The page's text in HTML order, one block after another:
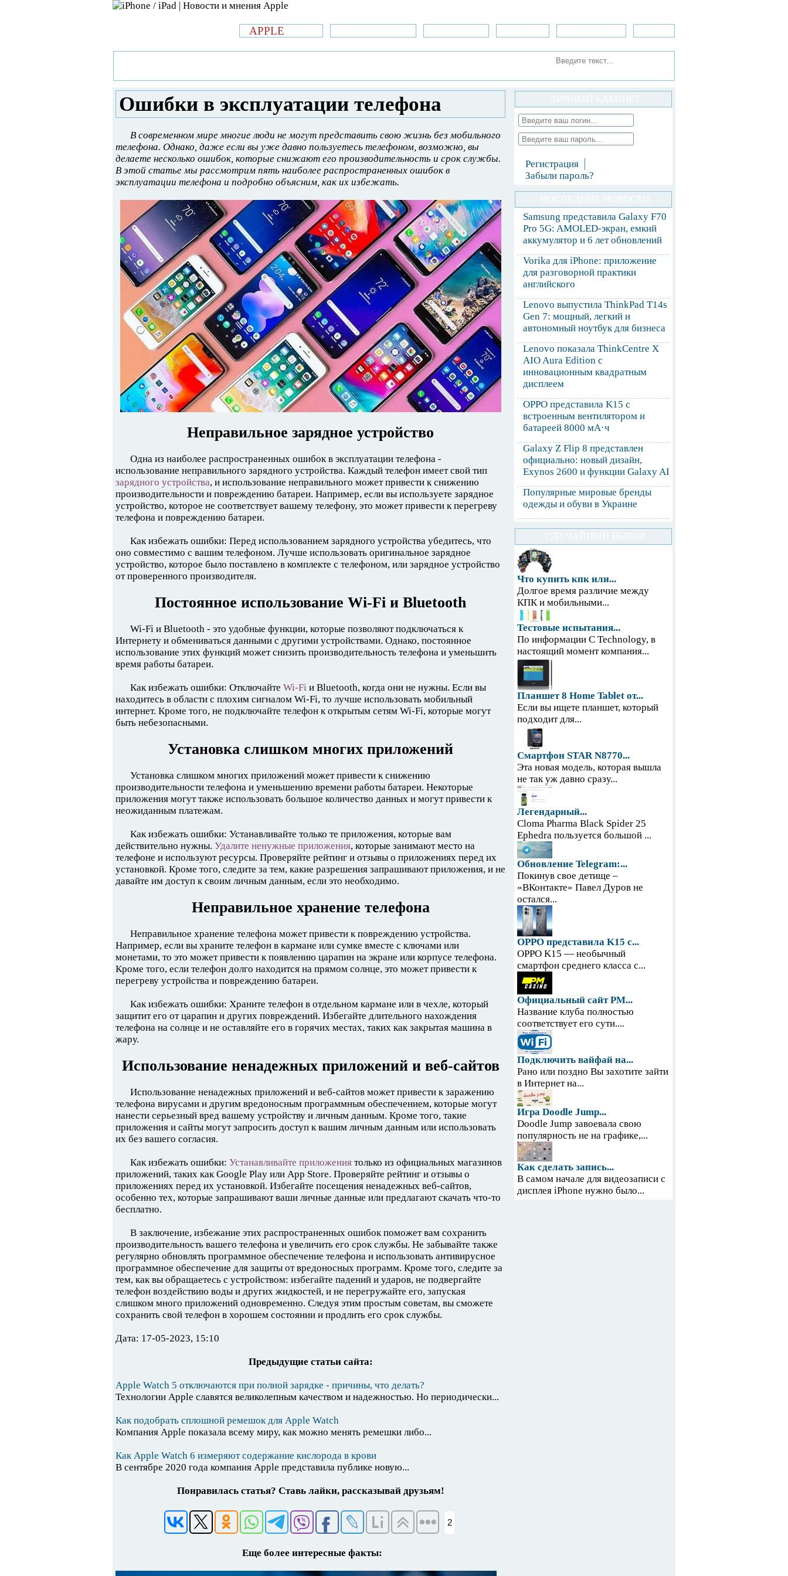
APPLE
Ошибки в эксплуатации телефона
В современном мире многие люди не могут представить свою жизнь без мобильного
телефона. Однако, даже если вы уже давно пользуетесь телефоном, возможно, вы
делаете несколько ошибок, которые снижают его производительность и срок службы.
В этой статье мы рассмотрим пять наиболее распространенных ошибок в
эксплуатации телефона и подробно объясним, как их избежать.
Неправильное зарядное устройство
Одна из наиболее распространенных ошибок в эксплуатации телефона -
использование неправильного зарядного устройства. Каждый телефон имеет свой тип
зарядного устройства, и использование неправильного может привести к снижению
производительности и повреждению батареи. Например, если вы используете зарядное
устройство, которое не соответствует вашему телефону, это может привести к перегреву
телефона и повреждению батареи.
Как избежать ошибки: Перед использованием зарядного устройства убедитесь, что
оно совместимо с вашим телефоном. Лучше использовать оригинальное зарядное
устройство, которое было поставлено в комплекте с телефоном, или зарядное устройство
от проверенного производителя.
Постоянное использование Wi-Fi и Bluetooth
Wi-Fi и Bluetooth - это удобные функции, которые позволяют подключаться к
Интернету и обмениваться данными с другими устройствами. Однако, постоянное
использование этих функций может снизить производительность телефона и уменьшить
время работы батареи.
Как избежать ошибки: Отключайте Wi-Fi и Bluetooth, когда они не нужны. Если вы
находитесь в области с плохим сигналом Wi-Fi, то лучше использовать мобильный
интернет. Кроме того, не подключайте телефон к открытым сетям Wi-Fi, которые могут
быть небезопасными.
Установка слишком многих приложений
Установка слишком многих приложений может привести к снижению
производительности телефона и уменьшению времени работы батареи. Некоторые
приложения могут также использовать большое количество данных и могут привести к
неожиданным платежам.
Как избежать ошибки: Устанавливайте только те приложения, которые вам
действительно нужны. Удалите ненужные приложения, которые занимают место на
телефоне и используют ресурсы. Проверяйте рейтинг и отзывы о приложениях перед их
установкой. Кроме того, следите за тем, какие разрешения запрашивают приложения, и не
давайте им доступ к своим личным данным, если это необходимо.
Неправильное хранение телефона
Неправильное хранение телефона может привести к повреждению устройства.
Например, если вы храните телефон в кармане или сумке вместе с ключами или
монетами, то это может привести к появлению царапин на экране или корпусе телефона.
Кроме того, если телефон долго находится на прямом солнце, это может привести к
перегреву устройства и повреждению батареи.
Как избежать ошибки: Храните телефон в отдельном кармане или в чехле, который
защитит его от царапин и других повреждений. Избегайте длительного нахождения
телефона на солнце и не оставляйте его в горячих местах, таких как закрытая машина в
жару.
Использование ненадежных приложений и веб-сайтов
Использование ненадежных приложений и веб-сайтов может привести к заражению
телефона вирусами и другим вредоносным программным обеспечением, которые могут
нанести серьезный вред вашему устройству и личным данным. Кроме того, такие
приложения и сайты могут запросить доступ к вашим личным данным или использовать
их без вашего согласия.
Как избежать ошибки: Устанавливайте приложения только из официальных магазинов
приложений, таких как Google Play или App Store. Проверяйте рейтинг и отзывы о
приложениях перед их установкой. Избегайте посещения ненадежных веб-сайтов,
особенно тех, которые запрашивают ваши личные данные или предлагают скачать что-то
бесплатно.
В заключение, избежание этих распространенных ошибок поможет вам сохранить
производительность вашего телефона и увеличить его срок службы. Не забывайте также
регулярно обновлять программное обеспечение телефона и использовать антивирусное
программное обеспечение для защиты от вредоносных программ. Кроме того, следите за
тем, как вы обращаетесь с устройством: избегайте падений и ударов, не подвергайте
телефон воздействию воды и других жидкостей, и не перегружайте его, запуская
слишком много приложений одновременно. Следуя этим простым советам, вы сможете
сохранить свой телефон в хорошем состоянии и продлить его срок службы.
Дата: 17-05-2023, 15:10
Предыдущие статьи сайта:
Apple Watch 5 отключаются при полной зарядке - причины, что делать?
Технологии Apple славятся великолепным качеством и надежностью. Но периодически...
Как подобрать сплошной ремешок для Apple Watch
Компания Apple показала всему миру, как можно менять ремешки либо...
Как Apple Watch 6 измеряют содержание кислорода в крови
В сентябре 2020 года компания Apple представила публике новую...
Понравилась статья? Ставь лайки, рассказывай друзьям!
2
Еще более интересные факты:
Регистрация
Забыли пароль?
Samsung представила Galaxy F70
Pro 5G: AMOLED-экран, емкий
аккумулятор и 6 лет обновлений
Vorika для iPhone: приложение
для разговорной практики
английского
Lenovo выпустила ThinkPad T14s
Gen 7: мощный, легкий и
автономный ноутбук для бизнеса
Lenovo показала ThinkCentre X
AIO Aura Edition с
инновационным квадратным
дисплеем
OPPO представила K15 с
встроенным вентилятором и
батареей 8000 мА·ч
Galaxy Z Flip 8 представлен
официально: новый дизайн,
Exynos 2600 и функции Galaxy AI
Популярные мировые бренды
одежды и обуви в Украине
Что купить кпк или...
Долгое время различие между
КПК и мобильными...
Тестовые испытания...
По информации С Technology, в
настоящий момент компания...
Планшет 8 Home Tablet от...
Если вы ищете планшет, который
подходит для...
Смартфон STAR N8770...
Эта новая модель, которая вышла
не так уж давно сразу...
Легендарный...
Cloma Pharma Black Spider 25
Ephedra пользуется большой ...
Обновление Telegram:...
Покинув свое детище –
«ВКонтакте» Павел Дуров не
остался...
OPPO представила K15 с...
OPPO K15 — необычный
смартфон среднего класса с...
Официальный сайт PM...
Название клуба полностью
соответствует его сути....
Подключить вайфай на...
Рано или поздно Вы захотите зайти
в Интернет на...
Игра Doodle Jump...
Doodle Jump завоевала свою
популярность не на графике,...
Как сделать запись...
В самом начале для видеозаписи с
дисплея iPhone нужно было...